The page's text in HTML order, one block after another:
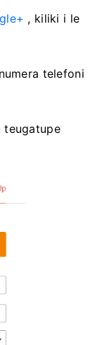
, kiliki i le
telefoni
teugatupe